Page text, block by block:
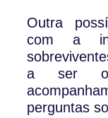
Outra
com a
a ser
perguntas